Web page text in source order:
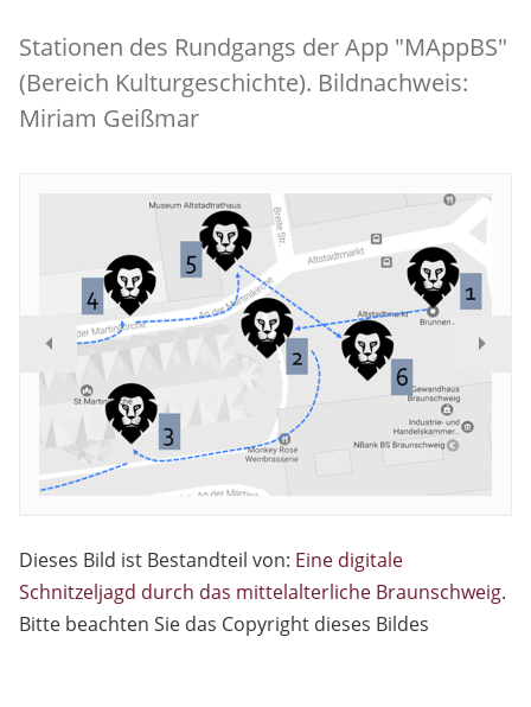
Stationen des Rundgangs der App "MAppBS"
(Bereich Kulturgeschichte). Bildnachweis:
Miriam Geißmar
Dieses Bild ist Bestandteil von: Eine digitale
Schnitzeljagd durch das mittelalterliche Braunschweig.
Bitte beachten Sie das Copyright dieses Bildes